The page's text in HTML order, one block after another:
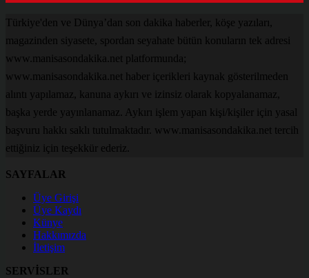
Türkiye'den ve Dünya’dan son dakika haberler, köşe yazıları,
magazinden siyasete, spordan seyahate bütün konuların tek adresi
www.manisasondakika.net platformunda;
www.manisasondakika.net haber içerikleri kaynak gösterilmeden
alıntı yapılamaz, kanuna aykırı ve izinsiz olarak kopyalanamaz,
başka yerde yayınlanamaz. Aykırı işlem yapan kişi/kişiler için yasal
başvuru hakkı saklı tutulmaktadır. www.manisasondakika.net tercih
ettiğiniz için teşekkür ederiz.
SAYFALAR
Üye Girişi
Üye Kaydı
Künye
Hakkımızda
İletişim
SERVİSLER